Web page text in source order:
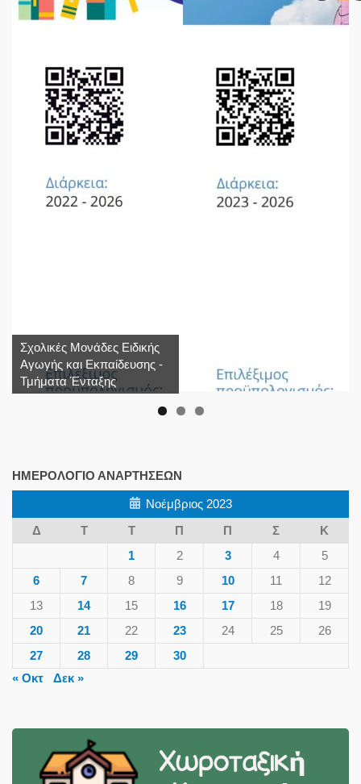
Σχολικές Μονάδες Ειδικής
Αγωγής και Εκπαίδευσης -
Τμήματα Ένταξης
ΗΜΕΡΟΛΌΓΙΟ ΑΝΑΡΤΉΣΕΩΝ
Νοέμβριος 2023
Δ
Τ Τ Π Π Σ
Κ
1
2 3 4
5
6
7 8 9 10 11
12
13
14 15 16 17 18
19
20
21 22 23 24 25
26
27
28 29
30
« Οκτ
Δεκ »